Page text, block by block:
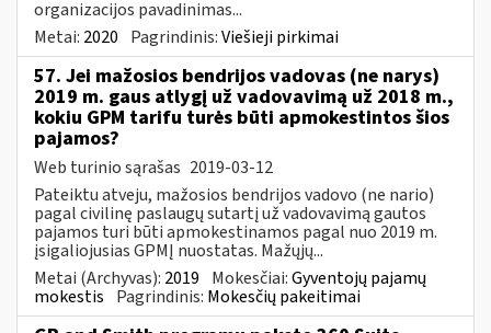
organizacijos pavadinimas...
Metai: 2020 Pagrindinis:Viešieji pirkimai
57. Jei mažosios bendrijos vadovas (ne narys)
2019 m. gaus atlygį už vadovavimą už 2018 m.,
kokiu GPM tarifu turės būti apmokestintos šios
pajamos?
Web turinio sąrašas 2019-03-12
Pateiktu atveju, mažosios bendrijos vadovo (ne nario)
pagal civilinę paslaugų sutartį už vadovavimą gautos
pajamos turi būti apmokestinamos pagal nuo 2019 m.
įsigaliojusias GPMĮ nuostatas. Mažųjų...
Metai (Archyvas): 2019 Mokesčiai:Gyventojų pajamų
mokestis Pagrindinis: Mokesčių pakeitimai